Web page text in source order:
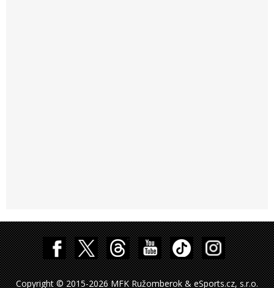
Copyright © 2015-2026 MFK Ružomberok & eSports.cz, s.r.o.